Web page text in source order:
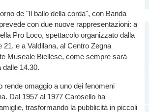
de "Il ballo della corda", con Banda
con due nuove rappresentazioni: a
Pro Loco, spettacolo organizzato dalla
21, e a Valdilana, al Centro Zegna
Museale Biellese, come sempre sarà
14.30.
rende omaggio a uno dei fenomeni
Dal 1957 al 1977 Carosello ha
trasformando la pubblicità in piccoli